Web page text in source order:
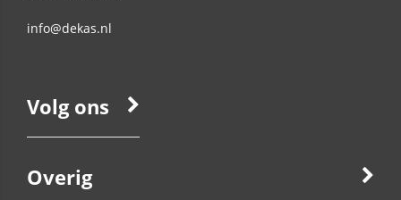
info@dekas.nl
Volg ons
Overig